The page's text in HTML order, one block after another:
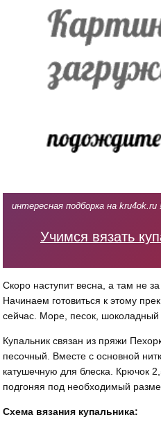
интересная подборка на kru4ok.ru
Учимся вязать
Скоро наступит весна, а там не
Начинаем готовиться к этому
сейчас. Море, песок, шоколадный
Купальник связан из пряжи
песочный. Вместе с основной
катушечную для блеска. Крючок
подгоняя под необходимый
Схема вязания купальника: